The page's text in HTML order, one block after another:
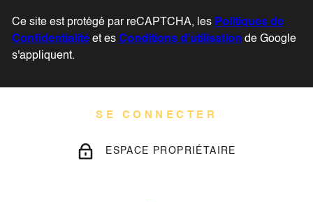
Ce site est protégé par reCAPTCHA, les Politiques de
Confidentialité et es Conditions d'utilisation de Google
s'appliquent.
SE CONNECTER
ESPACE PROPRIÉTAIRE